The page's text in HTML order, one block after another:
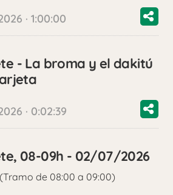
· 1:00:00
- La broma y el dakitú
· 0:02:39
08-09h - 02/07/2026
de 08:00 a 09:00)